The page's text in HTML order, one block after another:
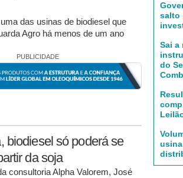
das usinas de biodiesel que
Agro há menos de um ano
PUBLICIDADE
biodiesel só poderá se
da soja
consultoria Alpha Valorem, José
salto
Sai a
do